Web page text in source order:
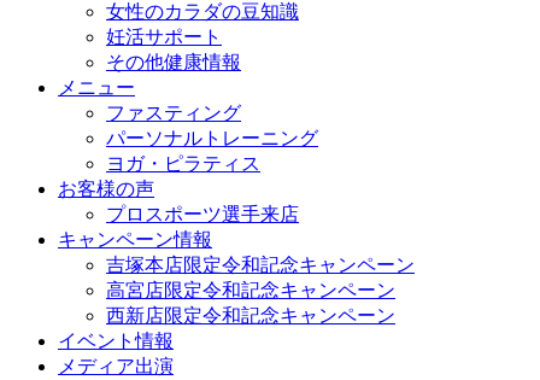
女性のカラダの豆知識
妊活サポート
その他健康情報
メニュー
ファスティング
パーソナルトレーニング
ヨガ・ピラティス
お客様の声
プロスポーツ選手来店
キャンペーン情報
吉塚本店限定令和記念キャンペーン
高宮店限定令和記念キャンペーン
西新店限定令和記念キャンペーン
イベント情報
メディア出演